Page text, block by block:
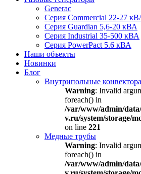
Generac
Серия Commercial 22-27
Серия Guardian 5,6-20 кВА
Серия Industrial 35-500 кВА
Серия PowerPact 5.6 кВА
Наши объекты
Новинки
Блог
Внутрипольные конвектора
Warning: Invalid
foreach() in
/var/www/admin/
v.ru/system/storage/
on line 221
Медные трубы
Warning: Invalid
foreach() in
/var/www/admin/